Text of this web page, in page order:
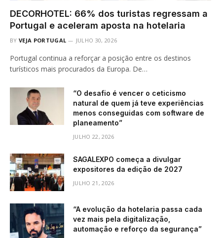
DECORHOTEL: 66% dos turistas regressam a
Portugal e aceleram aposta na hotelaria
BY VEJA PORTUGAL JULHO 30, 2026
Portugal continua a reforçar a posição entre os destinos
turísticos mais procurados da Europa. De…
“O desafio é vencer o ceticismo
natural de quem já teve experiências
menos conseguidas com software de
planeamento”
JULHO 22, 2026
SAGALEXPO começa a divulgar
expositores da edição de 2027
JULHO 21, 2026
“A evolução da hotelaria passa cada
vez mais pela digitalização,
automação e reforço da segurança”